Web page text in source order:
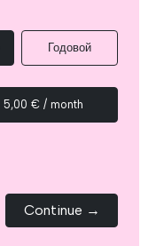
Годовой
5,00 € / month
Continue →